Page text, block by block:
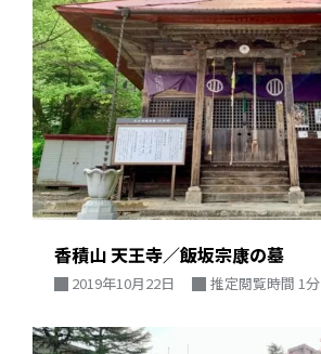
香積山 天王寺／飯坂宗康の墓
2019年10月22日 推定閲覧時間 1分